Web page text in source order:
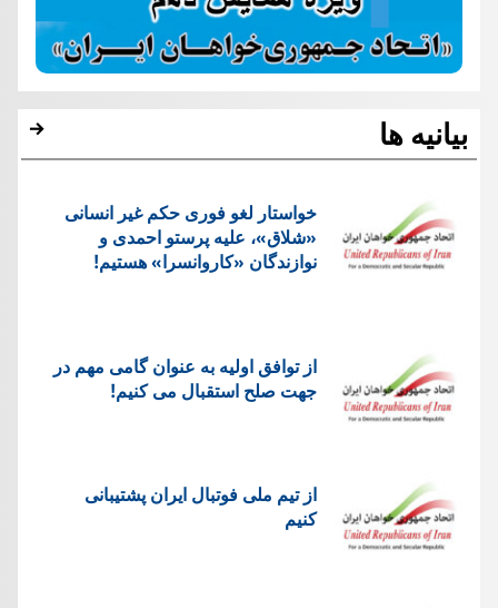
بیانیه ها
خواستار لغو فوری حکم غیر انسانی
«شلاق»، علیه پرستو احمدی و
نوازندگان «کاروانسرا» هستیم!
از توافق اولیه به عنوان گامی مهم در
جهت صلح استقبال می کنیم!
از تیم ملی فوتبال ایران پشتیبانی
کنیم